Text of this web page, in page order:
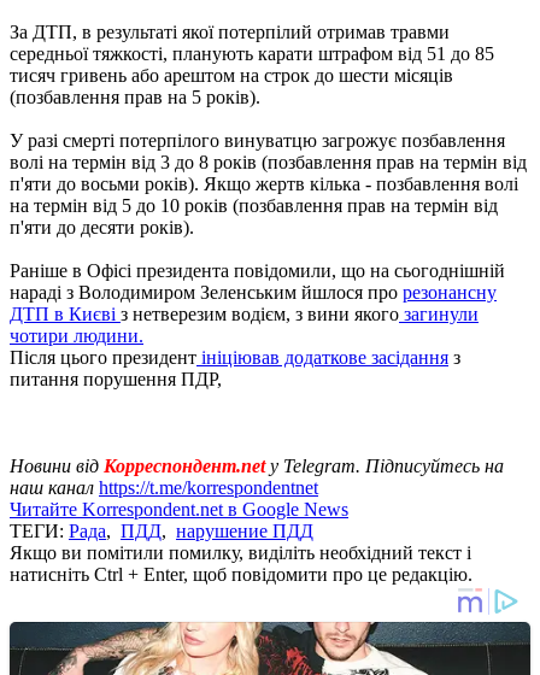
За ДТП, в результаті якої потерпілий отримав травми
середньої тяжкості, планують карати штрафом від 51 до 85
тисяч гривень або арештом на строк до шести місяців
(позбавлення прав на 5 років).
У разі смерті потерпілого винуватцю загрожує позбавлення
волі на термін від 3 до 8 років (позбавлення прав на термін від
п'яти до восьми років). Якщо жертв кілька - позбавлення волі
на термін від 5 до 10 років (позбавлення прав на термін від
п'яти до десяти років).
Раніше в Офісі президента повідомили, що на сьогоднішній
нараді з Володимиром Зеленським йшлося про резонансну
ДТП в Києві з нетверезим водієм, з вини якого загинули
чотири людини.
Після цього президент ініціював додаткове засідання з
питання порушення ПДР,
Новини від Корреспондент.net у Telegram. Підписуйтесь на
наш канал https://t.me/korrespondentnet
Читайте Korrespondent.net в Google News
ТЕГИ: Рада, ПДД, нарушение ПДД
Якщо ви помітили помилку, виділіть необхідний текст і
натисніть Ctrl + Enter, щоб повідомити про це редакцію.